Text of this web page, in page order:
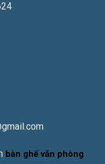
bàn ghế văn phòng